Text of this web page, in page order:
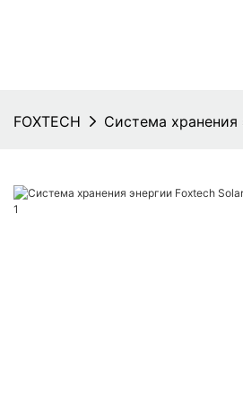
FOXTECH Система хранения